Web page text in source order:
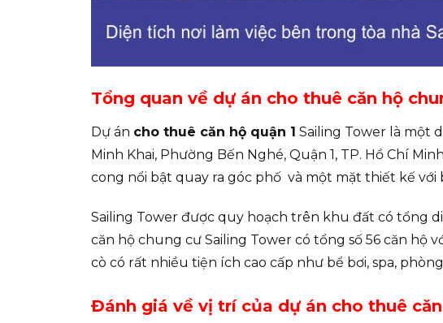
Tổng quan về dự án cho thuê căn hộ
Dự án cho thuê căn hộ quận 1 Sailing Tower là một
Minh Khai, Phường Bến Nghé, Quận 1, TP. Hồ Chí
cong nổi bật quay ra góc phố và một mặt thiết kế
Sailing Tower được quy hoạch trên khu đất có tổng
căn hộ chung cư Sailing Tower có tổng số 56 căn hộ
cò có rất nhiều tiện ích cao cấp như bể bơi, spa,
Đánh giá về vị trí của dự án cho thuê